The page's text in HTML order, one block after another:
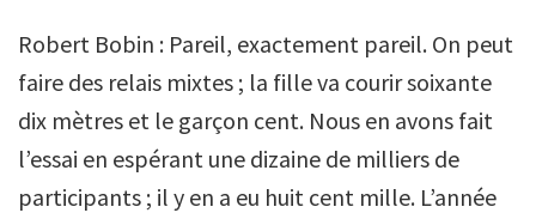
Robert Bobin : Pareil, exactement pareil. On peut
faire des relais mixtes ; la fille va courir soixante
dix mètres et le garçon cent. Nous en avons fait
l’essai en espérant une dizaine de milliers de
participants ; il y en a eu huit cent mille. L’année